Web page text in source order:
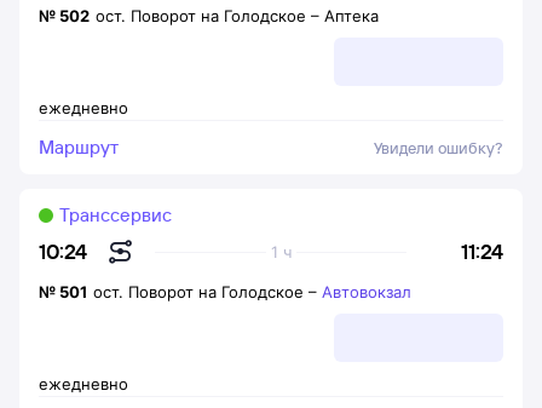
ежедневно
№ 502 ост. Поворот на Голодское – Аптека
Маршрут Увидели ошибку?
10:24 11:24
1 ч
Транссервис
ежедневно
№ 501 ост. Поворот на Голодское – Автовокзал